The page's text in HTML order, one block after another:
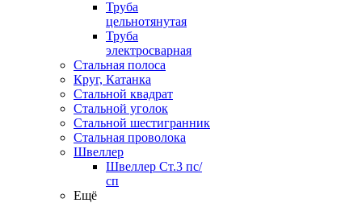
Труба
цельнотянутая
Труба
электросварная
Стальная полоса
Круг, Катанка
Стальной квадрат
Стальной уголок
Стальной шестигранник
Стальная проволока
Швеллер
Швеллер Ст.3 пс/
сп
Ещё